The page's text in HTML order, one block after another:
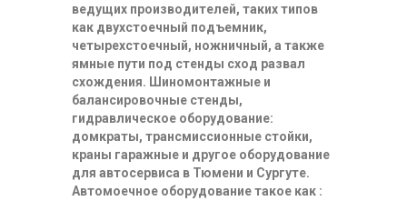
ведущих производителей, таких типов
как двухстоечный подъемник,
четырехстоечный, ножничный, а также
ямные пути под стенды сход развал
схождения. Шиномонтажные и
балансировочные стенды,
гидравлическое оборудование:
домкраты, трансмиссионные стойки,
краны гаражные и другое оборудование
для автосервиса в Тюмени и Сургуте.
Автомоечное оборудование такое как :